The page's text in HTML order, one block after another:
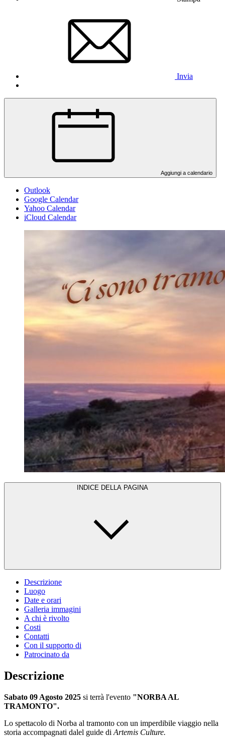
Invia
Aggiungi a calendario
Outlook
Google Calendar
Yahoo Calendar
iCloud Calendar
INDICE DELLA PAGINA
Descrizione
Luogo
Date e orari
Galleria immagini
A chi è rivolto
Costi
Contatti
Con il supporto di
Patrocinato da
Descrizione
Sabato 09 Agosto 2025 si terrà l'evento "NORBA AL
TRAMONTO".
Lo spettacolo di Norba al tramonto con un imperdibile viaggio nella
storia accompagnati dalel guide di Artemis Culture.